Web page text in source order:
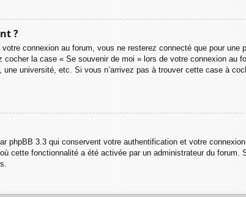
?
connexion au forum, vous ne resterez connecté que pour une
cocher la case « Se souvenir de moi » lors de votre connexion au
université, etc. Si vous n’arrivez pas à trouver cette case à
phpBB 3.3 qui conservent votre authentification et votre
cette fonctionnalité a été activée par un administrateur du